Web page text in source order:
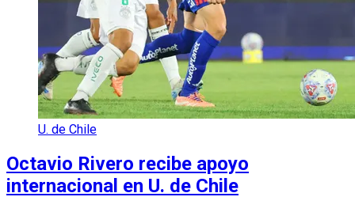
U. de Chile
Octavio Rivero recibe apoyo
internacional en U. de Chile